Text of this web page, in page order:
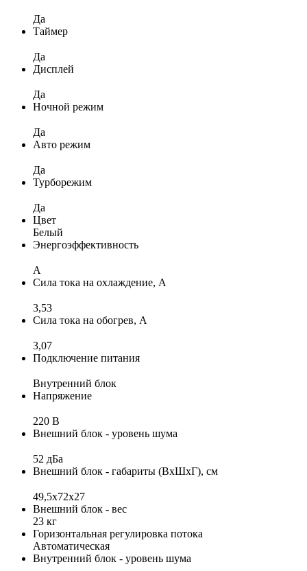
Да
Таймер
Да
Дисплей
Да
Ночной режим
Да
Авто режим
Да
Турборежим
Да
Цвет
Белый
Энергоэффективность
A
Сила тока на охлаждение, А
3,53
Сила тока на обогрев, А
3,07
Подключение питания
Внутренний блок
Напряжение
220 В
Внешний блок - уровень шума
52 дБа
Внешний блок - габариты (ВхШхГ), см
49,5х72х27
Внешний блок - вес
23 кг
Горизонтальная регулировка потока
Автоматическая
Внутренний блок - уровень шума